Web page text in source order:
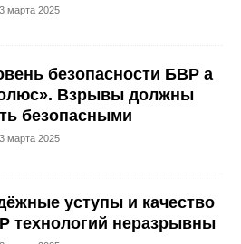
марта 2025
безопасности БВР а
Взрывы должны
безопасными
марта 2025
уступы и качество
технологий неразрывны